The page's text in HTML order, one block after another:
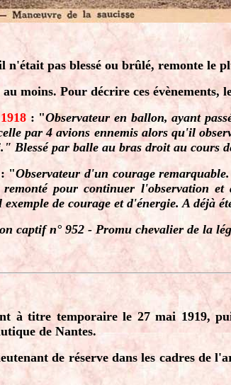
pas blessé ou brûlé, remonte le
moins. Pour décrire ces
: "Observateur en ballon, ayant
par 4 avions ennemis alors qu'il
Blessé par balle au bras droit au cours
: "Observateur d'un courage
remonté pour continuer
de courage et d'énergie. A déjà
captif n° 952 - Promu chevalier de la
à titre temporaire le 27 mai 1919,
de Nantes.
de réserve dans les cadres de